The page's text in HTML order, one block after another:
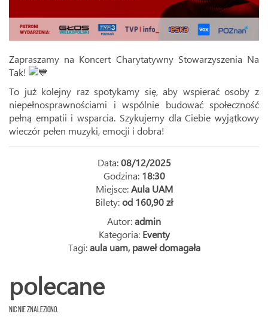
Zapraszamy na Koncert Charytatywny Stowarzyszenia Na
Tak!
To już kolejny raz spotykamy się, aby wspierać osoby z
niepełnosprawnościami i wspólnie budować społeczność
pełną empatii i wsparcia. Szykujemy dla Ciebie wyjątkowy
wieczór pełen muzyki, emocji i dobra!
Data:08/12/2025
Godzina: 18:30
Miejsce:Aula UAM
Bilety:od 160,90 zł
Autor:admin
Kategoria: Eventy
Tagi:aula uam, paweł domagała
polecane
Nic nie znaleziono.